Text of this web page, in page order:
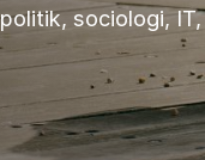
politik, sociologi,